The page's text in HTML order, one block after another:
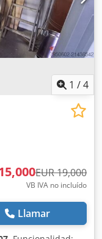
1 /4
EUR 19,000
VB IVA no incluído
Llamar